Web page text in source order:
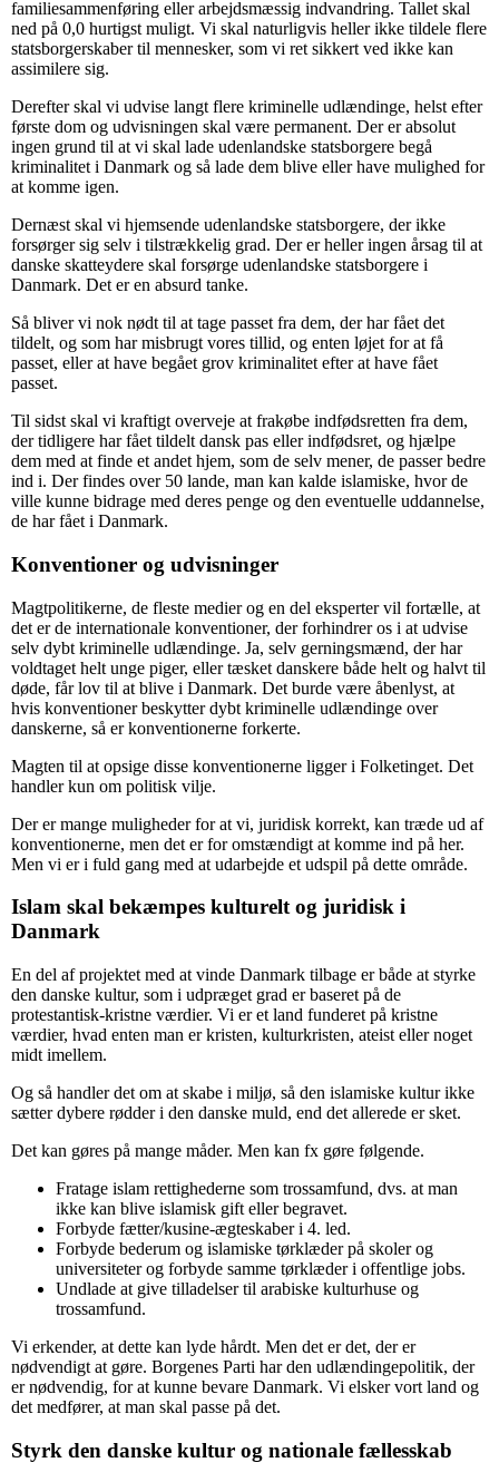
familiesammenføring eller arbejdsmæssig indvandring. Tallet skal
ned på 0,0 hurtigst muligt. Vi skal naturligvis heller ikke tildele flere
statsborgerskaber til mennesker, som vi ret sikkert ved ikke kan
assimilere sig.
Derefter skal vi udvise langt flere kriminelle udlændinge, helst efter
første dom og udvisningen skal være permanent. Der er absolut
ingen grund til at vi skal lade udenlandske statsborgere begå
kriminalitet i Danmark og så lade dem blive eller have mulighed for
at komme igen.
Dernæst skal vi hjemsende udenlandske statsborgere, der ikke
forsørger sig selv i tilstrækkelig grad. Der er heller ingen årsag til at
danske skatteydere skal forsørge udenlandske statsborgere i
Danmark. Det er en absurd tanke.
Så bliver vi nok nødt til at tage passet fra dem, der har fået det
tildelt, og som har misbrugt vores tillid, og enten løjet for at få
passet, eller at have begået grov kriminalitet efter at have fået
passet.
Til sidst skal vi kraftigt overveje at frakøbe indfødsretten fra dem,
der tidligere har fået tildelt dansk pas eller indfødsret, og hjælpe
dem med at finde et andet hjem, som de selv mener, de passer bedre
ind i. Der findes over 50 lande, man kan kalde islamiske, hvor de
ville kunne bidrage med deres penge og den eventuelle uddannelse,
de har fået i Danmark.
Konventioner og udvisninger
Magtpolitikerne, de fleste medier og en del eksperter vil fortælle, at
det er de internationale konventioner, der forhindrer os i at udvise
selv dybt kriminelle udlændinge. Ja, selv gerningsmænd, der har
voldtaget helt unge piger, eller tæsket danskere både helt og halvt til
døde, får lov til at blive i Danmark. Det burde være åbenlyst, at
hvis konventioner beskytter dybt kriminelle udlændinge over
danskerne, så er konventionerne forkerte.
Magten til at opsige disse konventionerne ligger i Folketinget. Det
handler kun om politisk vilje.
Der er mange muligheder for at vi, juridisk korrekt, kan træde ud af
konventionerne, men det er for omstændigt at komme ind på her.
Men vi er i fuld gang med at udarbejde et udspil på dette område.
Islam skal bekæmpes kulturelt og juridisk i
Danmark
En del af projektet med at vinde Danmark tilbage er både at styrke
den danske kultur, som i udpræget grad er baseret på de
protestantisk-kristne værdier. Vi er et land funderet på kristne
værdier, hvad enten man er kristen, kulturkristen, ateist eller noget
midt imellem.
Og så handler det om at skabe i miljø, så den islamiske kultur ikke
sætter dybere rødder i den danske muld, end det allerede er sket.
Det kan gøres på mange måder. Men kan fx gøre følgende.
Fratage islam rettighederne som trossamfund, dvs. at man
ikke kan blive islamisk gift eller begravet.
Forbyde fætter/kusine-ægteskaber i 4. led.
Forbyde bederum og islamiske tørklæder på skoler og
universiteter og forbyde samme tørklæder i offentlige jobs.
Undlade at give tilladelser til arabiske kulturhuse og
trossamfund.
Vi erkender, at dette kan lyde hårdt. Men det er det, der er
nødvendigt at gøre. Borgenes Parti har den udlændingepolitik, der
er nødvendig, for at kunne bevare Danmark. Vi elsker vort land og
det medfører, at man skal passe på det.
Styrk den danske kultur og nationale fællesskab